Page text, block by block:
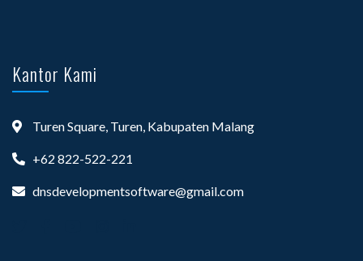
Kantor Kami
Turen Square, Turen, Kabupaten Malang
+62 822-522-221
dnsdevelopmentsoftware@gmail.com